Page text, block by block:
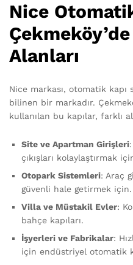
Nice
Alanları
Nice markası, otomatik
bilinen bir markadır.
kullanılan bu kapılar, farklı
Site ve Apartman Girişleri
çıkışları kolaylaştırmak
Otopark Sistemleri: Araç
güvenli hale getirmek için.
Villa ve Müstakil Evler:
bahçe kapıları.
İşyerleri ve Fabrikalar:
için endüstriyel otomatik